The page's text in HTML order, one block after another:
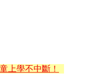
上學不中斷！